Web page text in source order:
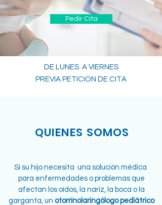
Pedir Cita
DE LUNES A VIERNES
PREVIA PETICION DE CITA
QUIENES SOMOS
Si su hijo necesita una solución médica
para enfermedades o problemas que
afectan los oídos, la nariz, la boca o la
garganta, un otorrinolaringólogo pediátrico